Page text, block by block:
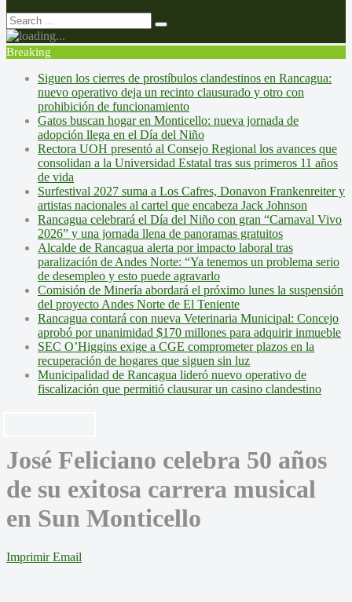
Breaking
Siguen los cierres de prostíbulos clandestinos en Rancagua:
nuevo operativo deja un recinto clausurado y otro con
prohibición de funcionamiento
Gatos buscan hogar en Monticello: nueva jornada de
adopción llega en el Día del Niño
Rectora UOH presentó al Consejo Regional los avances que
consolidan a la Universidad Estatal tras sus primeros 11 años
de vida
Surfestival 2027 suma a Los Cafres, Donavon Frankenreiter y
artistas nacionales al cartel que encabeza Jack Johnson
Rancagua celebrará el Día del Niño con gran “Carnaval Vivo
2026” y una jornada llena de panoramas gratuitos
Alcalde de Rancagua alerta por impacto laboral tras
paralización de Andes Norte: “Ya tenemos un problema serio
de desempleo y esto puede agravarlo
Comisión de Minería abordará el próximo lunes la suspensión
del proyecto Andes Norte de El Teniente
Rancagua contará con nueva Veterinaria Municipal: Concejo
aprobó por unanimidad $170 millones para adquirir inmueble
SEC O’Higgins exige a CGE comprometer plazos en la
recuperación de hogares que siguen sin luz
Municipalidad de Rancagua lideró nuevo operativo de
fiscalización que permitió clausurar un casino clandestino
José Feliciano celebra 50 años
de su exitosa carrera musical
en Sun Monticello
Imprimir Email